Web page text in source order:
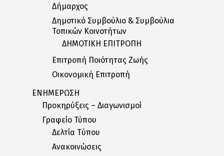
Δήμαρχος
Δημοτικό Συμβούλιο & Συμβούλια
Τοπικών Κοινοτήτων
ΔΗΜΟΤΙΚΗ ΕΠΙΤΡΟΠΗ
Επιτροπή Ποιότητας Ζωής
Οικονομική Επιτροπή
ΕΝΗΜΕΡΩΣΗ
Προκηρύξεις – Διαγωνισμοί
Γραφείο Τύπου
Δελτία Tύπου
Ανακοινώσεις